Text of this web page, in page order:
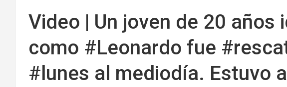
Video | Un joven de 20 años
como #Leonardo fue
#lunes al mediodía. Estuvo